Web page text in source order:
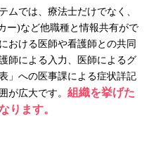
ムでは、療法士だけでなく、
ー)など他職種と情報共有がで
おける医師や看護師との共同
師による入力、医師によるグ
」への医事課による症状詳記
が広大です。 組織を挙げた
ります。